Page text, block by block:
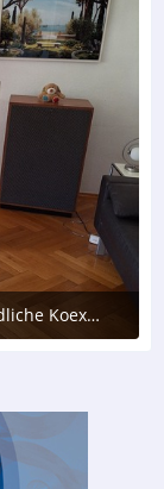
Klipsch Cornwall 4 + Magnepan LRS+ friedliche Koexistenz